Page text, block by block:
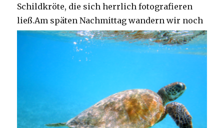
Schildkröte, die sich herrlich fotografieren
ließ.Am späten Nachmittag wandern wir noch